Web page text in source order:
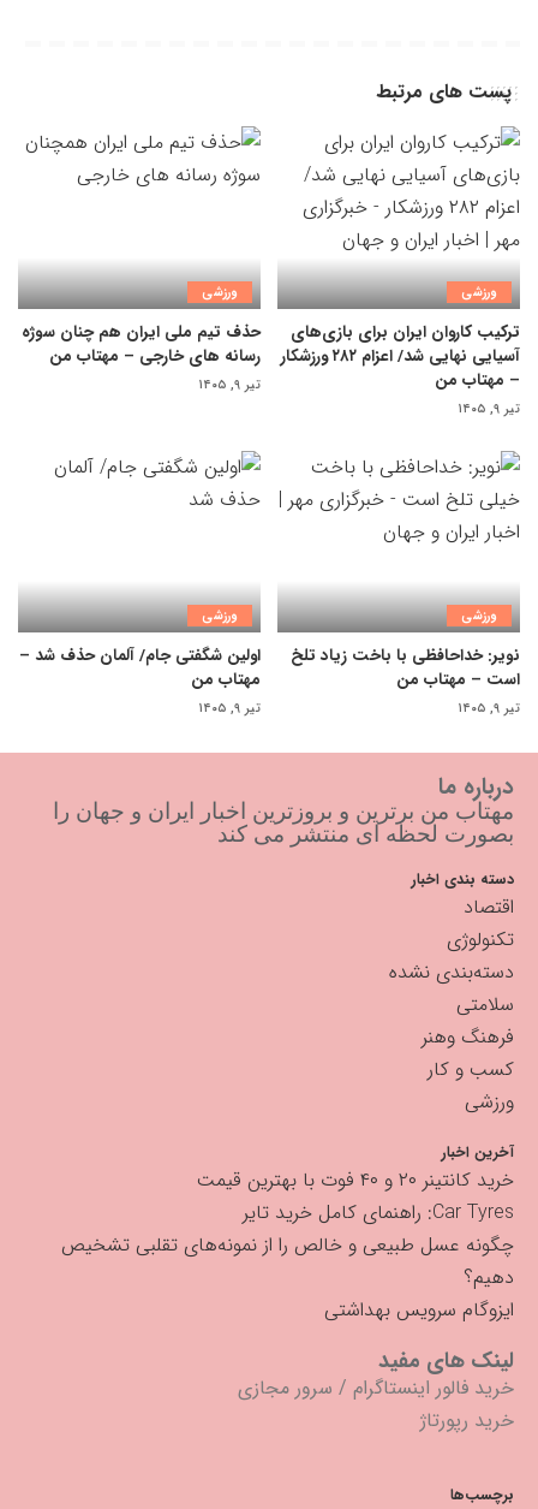
پست های مرتبط
ورزشی
ترکیب کاروان ایران برای بازی‌های
آسیایی نهایی شد/ اعزام ۲۸۲ ورزشکار
– مهتاب من
تیر ۹, ۱۴۰۵
ورزشی
حذف تیم ملی ایران هم چنان سوژه
رسانه های خارجی – مهتاب من
تیر ۹, ۱۴۰۵
ورزشی
نویر: خداحافظی با باخت زیاد تلخ
است – مهتاب من
تیر ۹, ۱۴۰۵
ورزشی
اولین شگفتی جام/ آلمان حذف شد –
مهتاب من
تیر ۹, ۱۴۰۵
درباره ما
مهتاب من برترین و بروزترین اخبار ایران و جهان را
بصورت لحظه ای منتشر می کند
دسته بندی اخبار
اقتصاد
تکنولوژی
دسته‌بندی نشده
سلامتی
فرهنگ وهنر
کسب و کار
ورزشی
آخرین اخبار
خرید کانتینر ۲۰ و ۴۰ فوت با بهترین قیمت
Car Tyres: راهنمای کامل خرید تایر
چگونه عسل طبیعی و خالص را از نمونه‌های تقلبی تشخیص
دهیم؟
ایزوگام سرویس بهداشتی
لینک های مفید
خرید فالور اینستاگرام / سرور مجازی
خرید رپورتاژ
برچسب‌ها